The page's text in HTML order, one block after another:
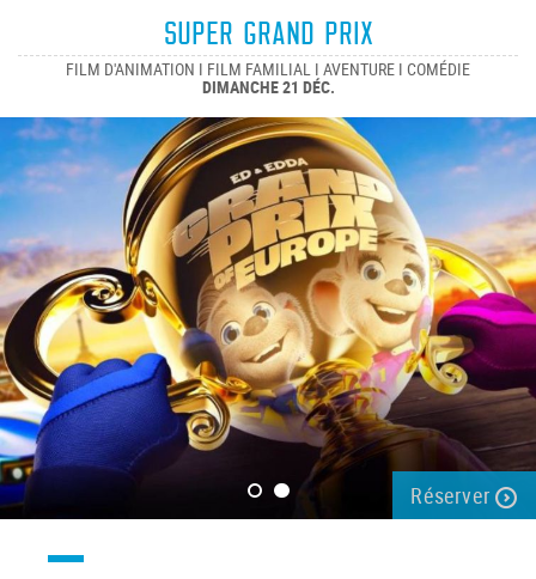
Super Grand Prix
FILM D'ANIMATION I FILM FAMILIAL I AVENTURE I COMÉDIE
DIMANCHE 21 DÉC.
Réserver